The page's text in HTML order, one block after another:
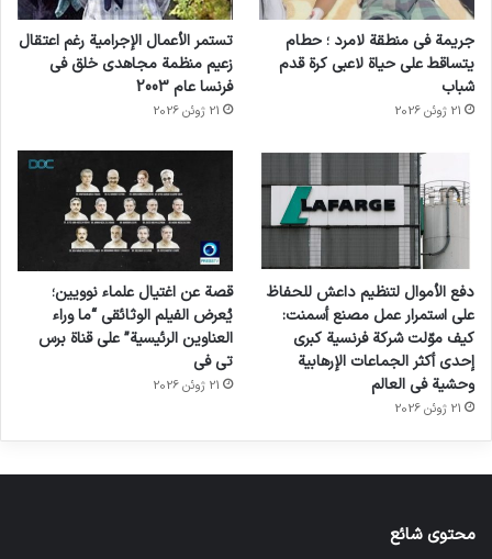
جريمة في منطقة لامرد ؛ حطام
يتساقط على حياة لاعبي كرة قدم
شباب
21 ژوئن 2026
تستمر الأعمال الإجرامية رغم اعتقال
زعيم منظمة مجاهدي خلق في
فرنسا عام 2003
21 ژوئن 2026
دفع الأموال لتنظيم داعش للحفاظ
على استمرار عمل مصنع أسمنت:
كيف موّلت شركة فرنسية كبرى
إحدى أكثر الجماعات الإرهابية
وحشية في العالم
21 ژوئن 2026
قصة عن اغتيال علماء نوويين؛
يُعرض الفيلم الوثائقي “ما وراء
العناوين الرئيسية” على قناة برس
تي في
21 ژوئن 2026
محتوى شائع